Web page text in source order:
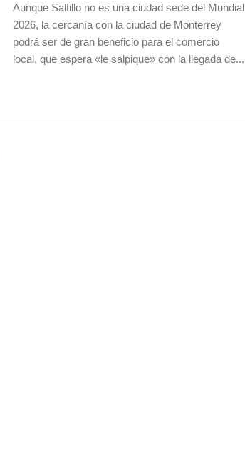
Aunque Saltillo no es una ciudad sede del Mundial
2026, la cercanía con la ciudad de Monterrey
podrá ser de gran beneficio para el comercio
local, que espera «le salpique» con la llegada de...